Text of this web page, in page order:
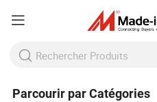
Parcourir par Catégories